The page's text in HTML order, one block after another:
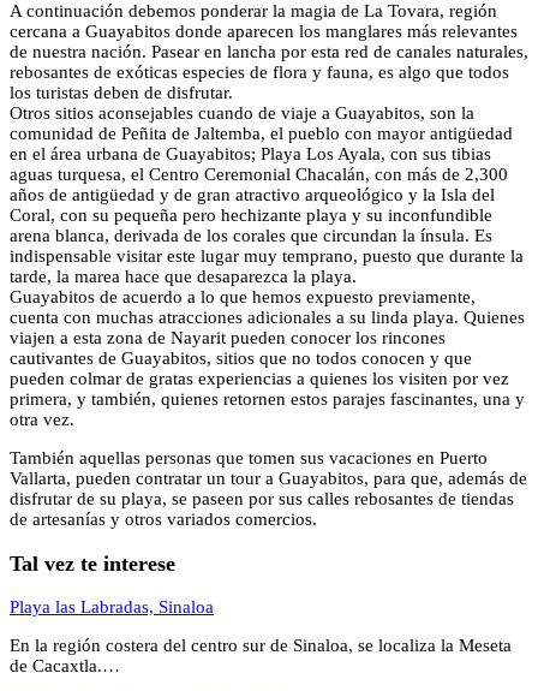
A continuación debemos ponderar la magia de La Tovara, región
cercana a Guayabitos donde aparecen los manglares más relevantes
de nuestra nación. Pasear en lancha por esta red de canales naturales,
rebosantes de exóticas especies de flora y fauna, es algo que todos
los turistas deben de disfrutar.
Otros sitios aconsejables cuando de viaje a Guayabitos, son la
comunidad de Peñita de Jaltemba, el pueblo con mayor antigüedad
en el área urbana de Guayabitos; Playa Los Ayala, con sus tibias
aguas turquesa, el Centro Ceremonial Chacalán, con más de 2,300
años de antigüedad y de gran atractivo arqueológico y la Isla del
Coral, con su pequeña pero hechizante playa y su inconfundible
arena blanca, derivada de los corales que circundan la ínsula. Es
indispensable visitar este lugar muy temprano, puesto que durante la
tarde, la marea hace que desaparezca la playa.
Guayabitos de acuerdo a lo que hemos expuesto previamente,
cuenta con muchas atracciones adicionales a su linda playa. Quienes
viajen a esta zona de Nayarit pueden conocer los rincones
cautivantes de Guayabitos, sitios que no todos conocen y que
pueden colmar de gratas experiencias a quienes los visiten por vez
primera, y también, quienes retornen estos parajes fascinantes, una y
otra vez.
También aquellas personas que tomen sus vacaciones en Puerto
Vallarta, pueden contratar un tour a Guayabitos, para que, además de
disfrutar de su playa, se paseen por sus calles rebosantes de tiendas
de artesanías y otros variados comercios.
Tal vez te interese
Playa las Labradas, Sinaloa
En la región costera del centro sur de Sinaloa, se localiza la Meseta
de Cacaxtla.…